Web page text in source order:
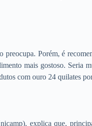
Porém, é
mais gostoso.
com ouro 24 quilates
explica que,